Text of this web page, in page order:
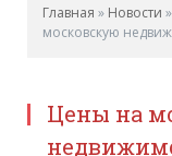
Главная » Новости »
московскую
Цены на